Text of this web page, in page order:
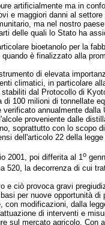
artificialmente ma in
e maggiori danni al
ma nel nostro
delle quali lo Stato ha
bioetanolo per la
è finalizzato alla
di elevata
climatici, in particolare
dal Protocollo di
100 milioni di tonnellate
annualmente dalla
proveniente dalle
soprattutto con lo scopo
dell'articolo 22 della
2001, poi differita al 1 o
520, la decorrenza di cui
ciò provoca gravi
per nuove opportunità
modificazioni, dalla
di interventi e
mercato agricolo. Con